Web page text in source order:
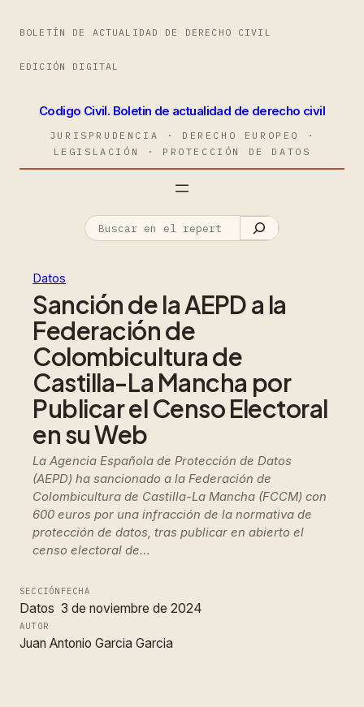
BOLETÍN DE ACTUALIDAD DE DERECHO CIVIL
EDICIÓN DIGITAL
Codigo Civil. Boletin de actualidad de derecho civil
JURISPRUDENCIA · DERECHO EUROPEO ·
LEGISLACIÓN · PROTECCIÓN DE DATOS
Datos
Sanción de la AEPD a la
Federación de
Colombicultura de
Castilla-La Mancha por
Publicar el Censo Electoral
en su Web
La Agencia Española de Protección de Datos
(AEPD) ha sancionado a la Federación de
Colombicultura de Castilla-La Mancha (FCCM) con
600 euros por una infracción de la normativa de
protección de datos, tras publicar en abierto el
censo electoral de…
SECCIÓN
Datos
FECHA
3 de noviembre de 2024
AUTOR
Juan Antonio Garcia Garcia